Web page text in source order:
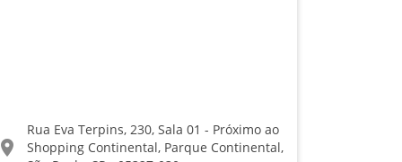
location_on
Rua Eva Terpins, 230, Sala 01 - Próximo ao
Shopping Continental, Parque Continental,